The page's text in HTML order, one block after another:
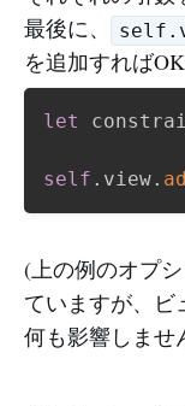
最後に、
を追加すればOK
let
self . view.
(上の例のオプ
ていますが、ビ
何も影響しませ